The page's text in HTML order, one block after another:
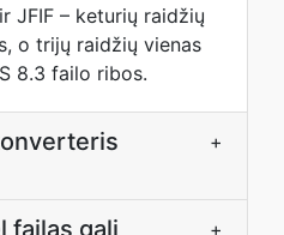
JFIF – keturių raidžių
o trijų raidžių vienas
8.3 failo ribos.
+
failas gali
+